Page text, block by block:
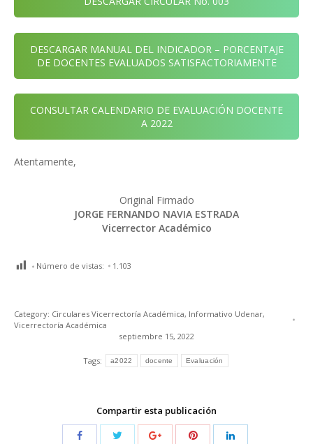
DESCARGAR MANUAL DEL INDICADOR – PORCENTAJE
DE DOCENTES EVALUADOS SATISFACTORIAMENTE
CONSULTAR CALENDARIO DE EVALUACIÓN DOCENTE
A 2022
Atentamente,
Original Firmado
JORGE FERNANDO NAVIA ESTRADA
Vicerrector Académico
Número de vistas: 1.103
Category: Circulares Vicerrectoría Académica, Informativo Udenar,
Vicerrectoría Académica
septiembre 15, 2022
Tags: a2022 docente Evaluación
Compartir esta publicación